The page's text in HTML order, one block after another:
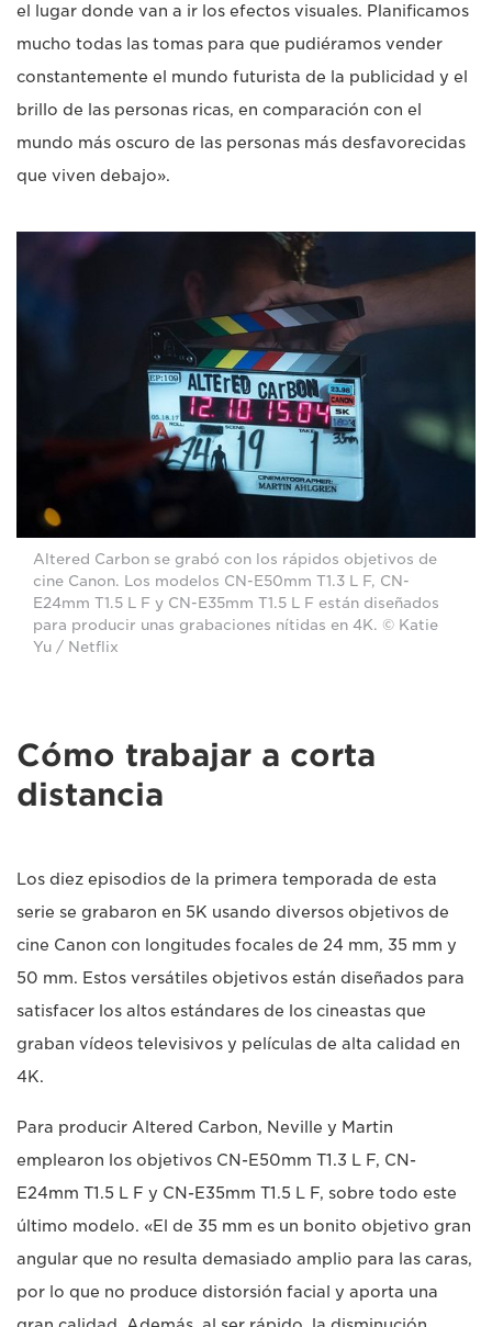
el lugar donde van a ir los efectos visuales. Planificamos
mucho todas las tomas para que pudiéramos vender
constantemente el mundo futurista de la publicidad y el
brillo de las personas ricas, en comparación con el
mundo más oscuro de las personas más desfavorecidas
que viven debajo».
Altered Carbon se grabó con los rápidos objetivos de
cine Canon. Los modelos CN-E50mm T1.3 L F, CN-
E24mm T1.5 L F y CN-E35mm T1.5 L F están diseñados
para producir unas grabaciones nítidas en 4K. © Katie
Yu / Netflix
Cómo trabajar a corta
distancia
Los diez episodios de la primera temporada de esta
serie se grabaron en 5K usando diversos objetivos de
cine Canon con longitudes focales de 24 mm, 35 mm y
50 mm. Estos versátiles objetivos están diseñados para
satisfacer los altos estándares de los cineastas que
graban vídeos televisivos y películas de alta calidad en
4K.
Para producir Altered Carbon, Neville y Martin
emplearon los objetivos CN-E50mm T1.3 L F, CN-
E24mm T1.5 L F y CN-E35mm T1.5 L F, sobre todo este
último modelo. «El de 35 mm es un bonito objetivo gran
angular que no resulta demasiado amplio para las caras,
por lo que no produce distorsión facial y aporta una